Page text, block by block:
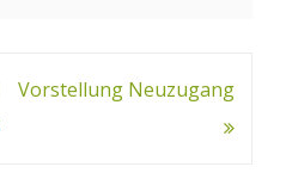
Vorstellung Neuzugang